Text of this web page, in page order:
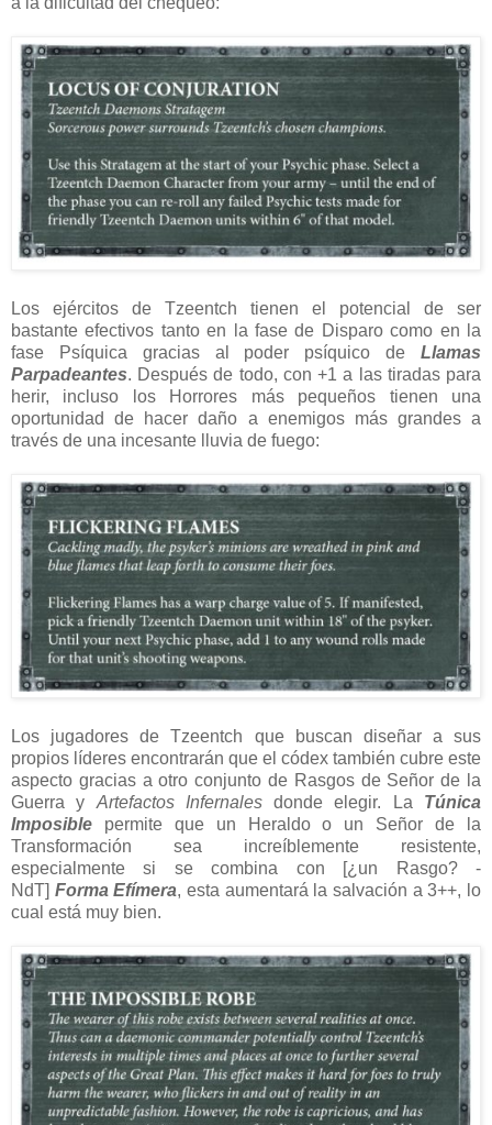
Los ejércitos de Tzeentch tienen el potencial de ser
bastante efectivos tanto en la fase de Disparo como en la
fase Psíquica gracias al poder psíquico de Llamas
Parpadeantes. Después de todo, con +1 a las tiradas para
herir, incluso los Horrores más pequeños tienen una
oportunidad de hacer daño a enemigos más grandes a
través de una incesante lluvia de fuego:
Los jugadores de Tzeentch que buscan diseñar a sus
propios líderes encontrarán que el códex también cubre este
aspecto gracias a otro conjunto de Rasgos de Señor de la
Guerra y Artefactos Infernalesdonde elegir. La Túnica
Imposible permite que un Heraldo o un Señor de la
Transformación sea increíblemente resistente,
especialmente si se combina con [¿un Rasgo? -
NdT] Forma Efímera, esta aumentará la salvación a 3++, lo
cual está muy bien.